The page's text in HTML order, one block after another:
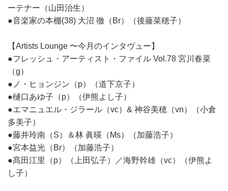
ーテナー（山田治生）
●音楽家の本棚(38) 大沼 徹（Br）（後藤菜穂子）
【Artists Lounge 〜今月のインタヴュー】
●フレッシュ・アーティスト・ファイル Vol.78 宮川春菜
（g）
●ノ・ヒョンジン（p）（道下京子）
●樋口あゆ子（p）（伊熊よし子）
●エマニュエル・ジラール（vc）& 神谷美穂（vn）（小倉
多美子）
●藤井玲南（S）＆林 眞暎（Ms）（加藤浩子）
●宮本益光（Br）（加藤浩子）
●髙田江里（p）（上田弘子）／海野幹雄（vc）（伊熊よ
し子）